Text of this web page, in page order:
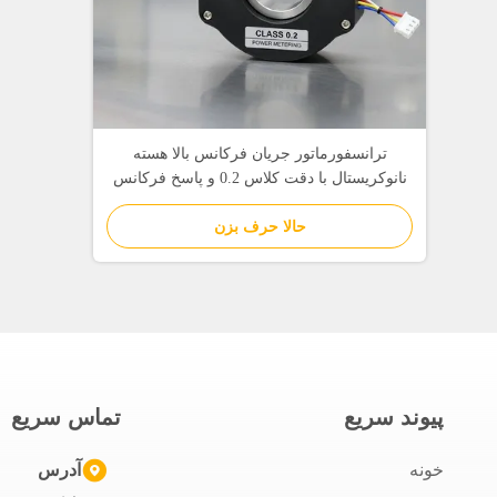
ترانسفورماتور جریان فرکانس بالا هسته
نانوکریستال با دقت کلاس 0.2 و پاسخ فرکانس
گسترده 50Hz-100kHz
حالا حرف بزن
پيوند سريع
خونه
تماس سریع
آدرس